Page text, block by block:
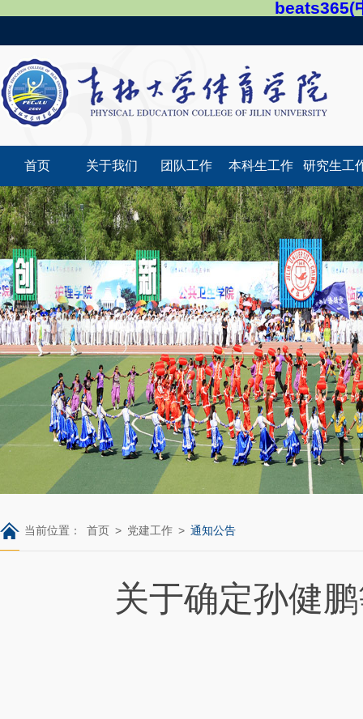
beats365(
首页 关于我们 团队工作 本科生工作 研究生工
当前位置： 首页 > 党建工作 > 通知公告
关于确定孙健